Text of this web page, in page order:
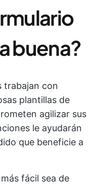
buena?
trabajan con
plantillas de
agilizar sus
le ayudarán
que beneficie a
fácil sea de